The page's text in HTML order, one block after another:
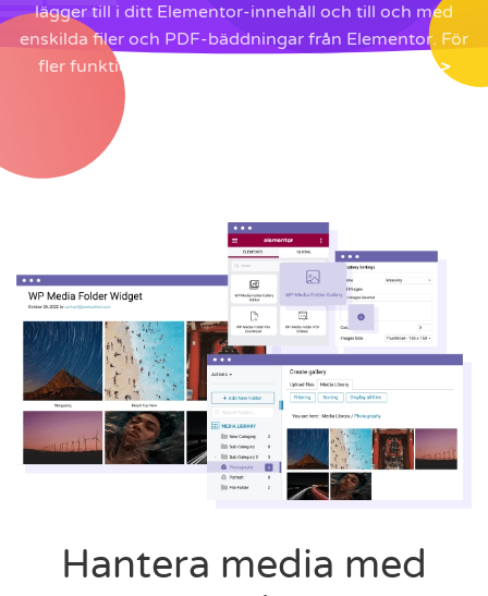
lägger till i ditt Elementor-innehåll och till och med
enskilda filer och PDF-bäddningar från Elementor. För
fler funktioner,
gå tillbaka till plugin-huvudsidan >
Hantera media med